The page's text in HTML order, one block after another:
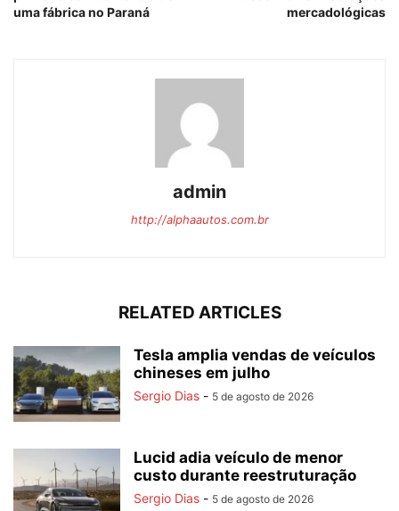
uma fábrica no Paraná
mercadológicas
admin
http://alphaautos.com.br
RELATED ARTICLES
Tesla amplia vendas de veículos
chineses em julho
Sergio Dias - 5 de agosto de 2026
Lucid adia veículo de menor
custo durante reestruturação
Sergio Dias - 5 de agosto de 2026